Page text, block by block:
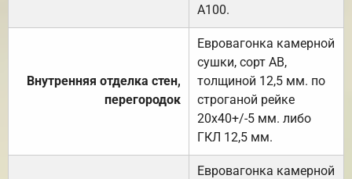
А100.
Внутренняя отделка стен,
перегородок
Евровагонка камерной
сушки, сорт АВ,
толщиной 12,5 мм. по
строганой рейке
20х40+/-5 мм. либо
ГКЛ 12,5 мм.
Евровагонка камерной